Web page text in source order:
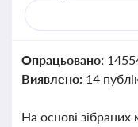
Опрацьовано:
Виявлено: 14
На основі